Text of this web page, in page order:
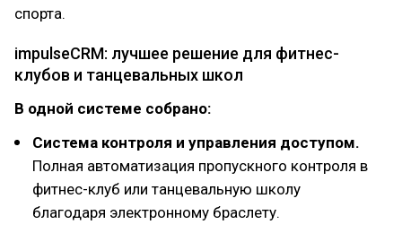
спорта.
impulseCRM: лучшее решение для фитнес-
клубов и танцевальных школ
В одной системе собрано:
Система контроля и управления доступом.
Полная автоматизация пропускного контроля в
фитнес-клуб или танцевальную школу
благодаря электронному браслету.